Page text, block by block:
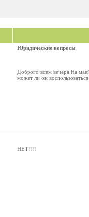
Юридические вопросы
Доброго всем вечера.На
может ли он
НЕТ!!!!